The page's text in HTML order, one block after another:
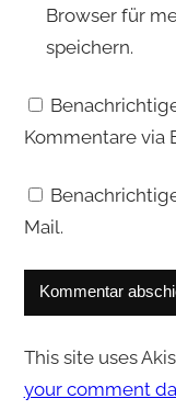
Browser für
speichern.
Kommentare via
Mail.
This site uses
your comment